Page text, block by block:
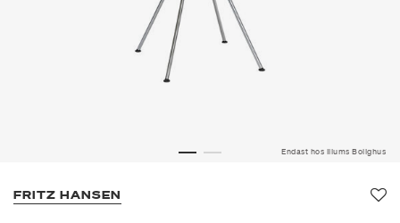
Endast hos Illums Bolighus
FRITZ HANSEN